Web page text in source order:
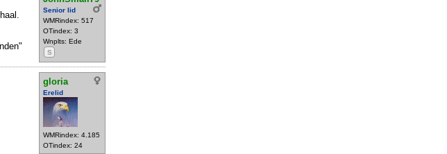
Senior lid
WMRindex: 517
OTindex: 3
Wnplts: Ede
S
gloria
Erelid
WMRindex: 4.185
OTindex: 24